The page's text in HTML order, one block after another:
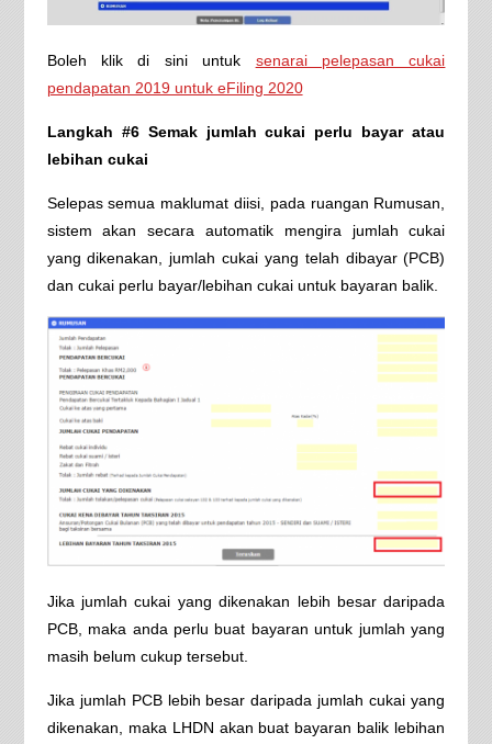
Boleh klik di sini untuk senarai pelepasan cukai
pendapatan 2019 untuk eFiling 2020
Langkah #6 Semak jumlah cukai perlu bayar atau
lebihan cukai
Selepas semua maklumat diisi, pada ruangan Rumusan,
sistem akan secara automatik mengira jumlah cukai
yang dikenakan, jumlah cukai yang telah dibayar (PCB)
dan cukai perlu bayar/lebihan cukai untuk bayaran balik.
Jika jumlah cukai yang dikenakan lebih besar daripada
PCB, maka anda perlu buat bayaran untuk jumlah yang
masih belum cukup tersebut.
Jika jumlah PCB lebih besar daripada jumlah cukai yang
dikenakan, maka LHDN akan buat bayaran balik lebihan